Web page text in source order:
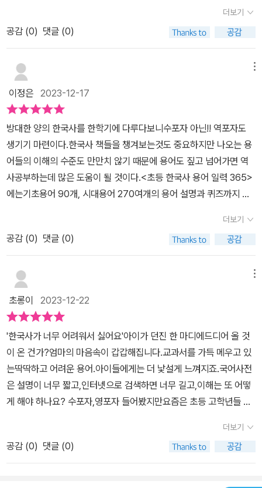
두려고만 했나?''벽에다 걸면 되지~'​ 그래서 끈을 달아 걸어봤더니
'이거 괜찮은데?'자주 드나드는 화장실 입구 벽에 짠~! 걸어두었다.아
이 눈높이에 맞춰 걸어두니 자연스럽게 쳐다보게 되고스스로 넘기기
도 하며 관심을 갖더라~책상 위에 일력들만 주르륵 세워둘 순 없지
않은가?둘 곳이 마땅치 않다면 눈에 띄는 곳에 걸어두라!(tip. 집게로
고정)청개구리같은 아이들은 오히려 뒤집어진 글자를읽으려 할지도
모르겠다.1. 용어 소리 내어 읽고, 한 줄 설명 읽기2. 자세한 설명 읽기
3. 용어에 따른 '한 걸음 더', '탐방 정보', '활용 문장'으로 역사 지식 쌓
기.4. '어제 퀴즈'를 풀며 전날 배운 용어를 복습.​ 아이 책상 위에 두고
매일 꼼꼼히 읽는다면 베스트지만책상 위에 잘 안 앉아있거나, 정리
조차 안 되어있거나당장 한국사가 급하지 않은 중저학년 친구들에겐
자연스러운 노출 효과가 더 좋을 것 같다고 생각한다.며칠 건너뛰더
라도, 한 달쯤 신경 못 쓰더라도 괜찮다.다음 해에 다시 반복해도 되니
까!* 초판한정 한국사 연표도 꼭 챙기기!1월 역사 기초 용어/ 2월 선
용어/ 10월 조선 후기/11월 대한 제국, 일제 강점기/ 12월 대한민국*
출판사로부터 도서를 제공 받아 읽고,개인적인 견해에 의해서 작성
함.#라온오쌤 #한국사일력 #초등한국사 #서사원#역사책읽은효과
#필수한국사용어 #한국사공부비법#서평단 #북리뷰 #책추천
더보기
공감 (0) 댓글 (0)
이정은 2023-12-17
방대한 양의 한국사를 한학기에 다루다보니수포자 아닌!! 역포자도
생기기 마련이다.한국사 책들을 챙겨보는것도 중요하지만 나오는 용
어들의 이해의 수준도 만만치 않기 때문에 용어도 짚고 넘어가면 역
사공부하는데 많은 도움이 될 것이다.<초등 한국사 용어 일력 365>
에는기초용어 90개, 시대용어 270여개의 용어 설명과 퀴즈까지 있
더보기
공감 (0) 댓글 (0)
초롱이 2023-12-22
'한국사가 너무 어려워서 싫어요'아이가 던진 한 마디에드디어 올 것
이 온 건가?엄마의 마음속이 갑갑해집니다.교과서를 가득 메우고 있
는딱딱하고 어려운 용어.아이들에게는 더 낯설게 느껴지죠.국어사전
은 설명이 너무 짧고,인터넷으로 검색하면 너무 길고,이해는 또 어떻
게 해야 하나요? 수포자,영포자 들어봤지만요즘은 초등 고학년들 사
를 배우기 시작하면서우리 아이들 정신은 아드로메다행.용어만 알아
도 한국사 반은 끝났다구요?한국사에서 용어는 매우 중요해요.아무
리 재미있는 역사 이야기라도용어를 모른다면 이해는 먼 나라 이야기
더보기
공감 (0) 댓글 (0)